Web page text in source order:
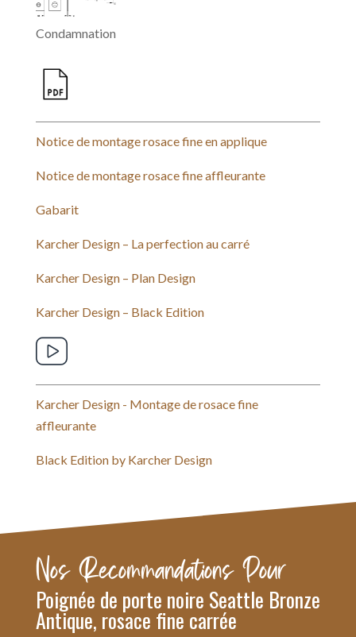
Condamnation
Notice de montage rosace fine en applique
Notice de montage rosace fine affleurante
Gabarit
Karcher Design – La perfection au carré
Karcher Design – Plan Design
Karcher Design – Black Edition
Karcher Design - Montage de rosace fine
affleurante
Black Edition by Karcher Design
Nos Recommandations Pour
Poignée de porte noire Seattle Bronze
Antique, rosace fine carrée